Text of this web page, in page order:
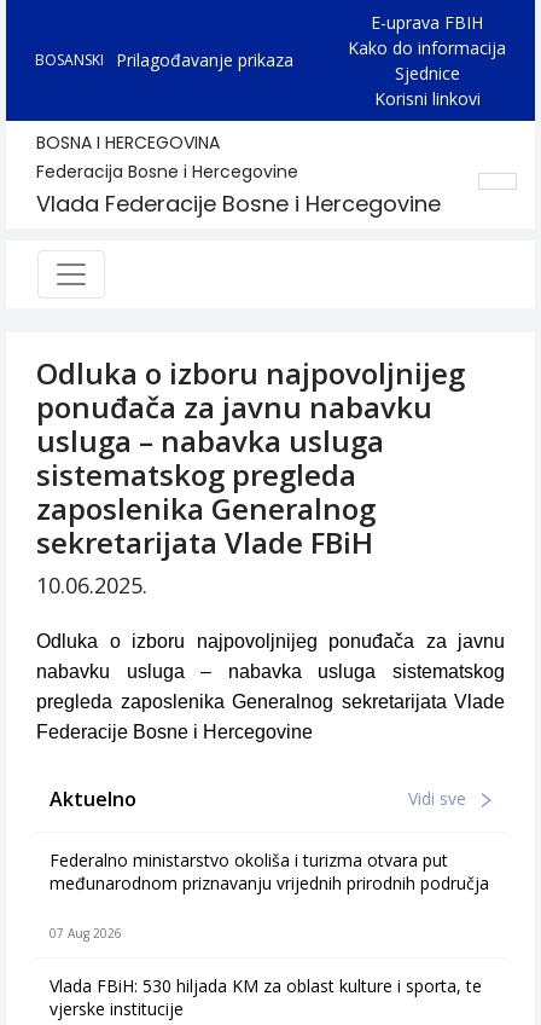
BOSANSKI Prilagođavanje prikaza
E-uprava FBIH
Kako do informacija
Sjednice
Korisni linkovi
BOSNA I HERCEGOVINA
Federacija Bosne i Hercegovine
Vlada Federacije Bosne i Hercegovine
Odluka o izboru najpovoljnijeg
ponuđača za javnu nabavku
usluga – nabavka usluga
sistematskog pregleda
zaposlenika Generalnog
sekretarijata Vlade FBiH
10.06.2025.
Odluka o izboru najpovoljnijeg ponuđača za javnu
nabavku usluga – nabavka usluga sistematskog
pregleda zaposlenika Generalnog sekretarijata Vlade
Federacije Bosne i Hercegovine
Aktuelno Vidi sve
Federalno ministarstvo okoliša i turizma otvara put
međunarodnom priznavanju vrijednih prirodnih područja
07 Aug 2026
Vlada FBiH: 530 hiljada KM za oblast kulture i sporta, te
vjerske institucije